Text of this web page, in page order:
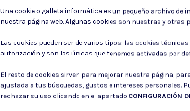
Puede darse de baja
Consiento el uso
Una cookie o galleta informática es un pequeño archivo de
nuestra página web. Algunas cookies son nuestras y
Las cookies pueden ser de varios tipos: las cookies
autorización y son las únicas que tenemos activadas por
El resto de cookies sirven para mejorar nuestra página,
ajustada a tus búsquedas, gustos e intereses personales.
rechazar su uso clicando en el apartado CONFIGURACIÓN